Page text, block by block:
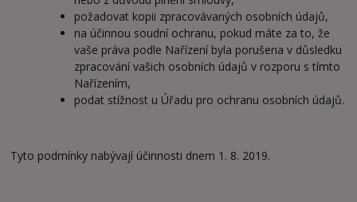
požadovat kopii zpracovávaných osobních údajů,
na účinnou soudní ochranu, pokud máte za to, že
vaše práva podle Nařízení byla porušena v důsledku
zpracování vašich osobních údajů v rozporu s tímto
Nařízením,
podat stížnost u Úřadu pro ochranu osobních údajů.
Tyto podmínky nabývají účinnosti dnem 1. 8. 2019.